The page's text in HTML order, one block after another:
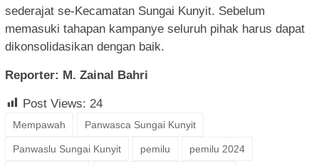
sederajat se-Kecamatan Sungai Kunyit. Sebelum
memasuki tahapan kampanye seluruh pihak harus dapat
dikonsolidasikan dengan baik.
Reporter: M. Zainal Bahri
Post Views: 24
Mempawah Panwasca Sungai Kunyit
Panwaslu Sungai Kunyit pemilu pemilu 2024